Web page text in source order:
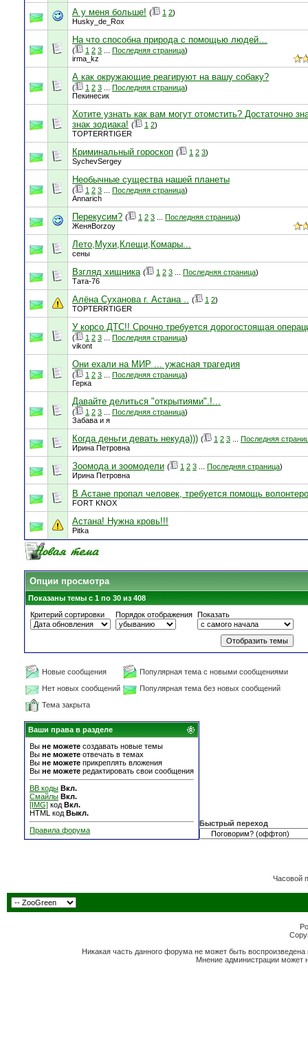
А у меня больше! ( 1 2)
Husky_de_Rox
На что способна природа с помощью людей…
( 1 2 3 Последняя страница)
irma_kz
А как окружающие реагируют на вашу собаку?
( 1 2 3 Последняя страница)
Пекинесик
Хотите узнать как вам могут отомстить? Достаточно
знак зодиака! ( 1 2)
TOPTERRTIGER
Криминальный гороскоп ( 1 2 3)
SychevSergey
Необычные существа нашей планеты
( 1 2 3 Последняя страница)
Annarich
Перекусим? ( 1 2 3 Последняя страница)
ЖеняBorzoy
Лето,Мухи,Клещи,Комары...
сены
Взгляд хищника ( 1 2 3 Последняя страница)
Тата-76
Алёна Суханова г. Астана .. ( 1 2)
TOPTERRTIGER
У корсо ДТС!! Срочно требуется дорогостоящая
( 1 2 3 Последняя страница)
vikont
Они ехали на МИР ... ужасная трагедия
( 1 2 3 Последняя страница)
Герка
Давайте делиться "открытиями".!...
( 1 2 3 Последняя страница)
Забава и я
Когда деньги девать некуда))) ( 1 2 3
Последняя
Ирина Петровна
Зоомода и зоомодели ( 1 2 3 Последняя страница)
Ирина Петровна
В Астане пропал человек, требуется помощь
FORT KNOX
Астана! Нужна кровь!!!
Pitka
Опции просмотра
Показаны темы с 1 по 30 из 408
Критерий сортировки
Порядок отображения Показать
Новые сообщения
Популярная тема с новыми сообщениями
Нет новых сообщений
Популярная тема без новых сообщений
Тема закрыта
Ваши права в разделе
Вы не можете создавать новые темы
Вы не можете отвечать в темах
Вы не можете прикреплять вложения
Вы не можете редактировать свои сообщения
BB коды Вкл.
Смайлы Вкл.
[IMG] код Вкл.
HTML код Выкл.
Правила форума
Быстрый переход
Часовой
Никакая часть данного форума не может быть
Мнение администрации может